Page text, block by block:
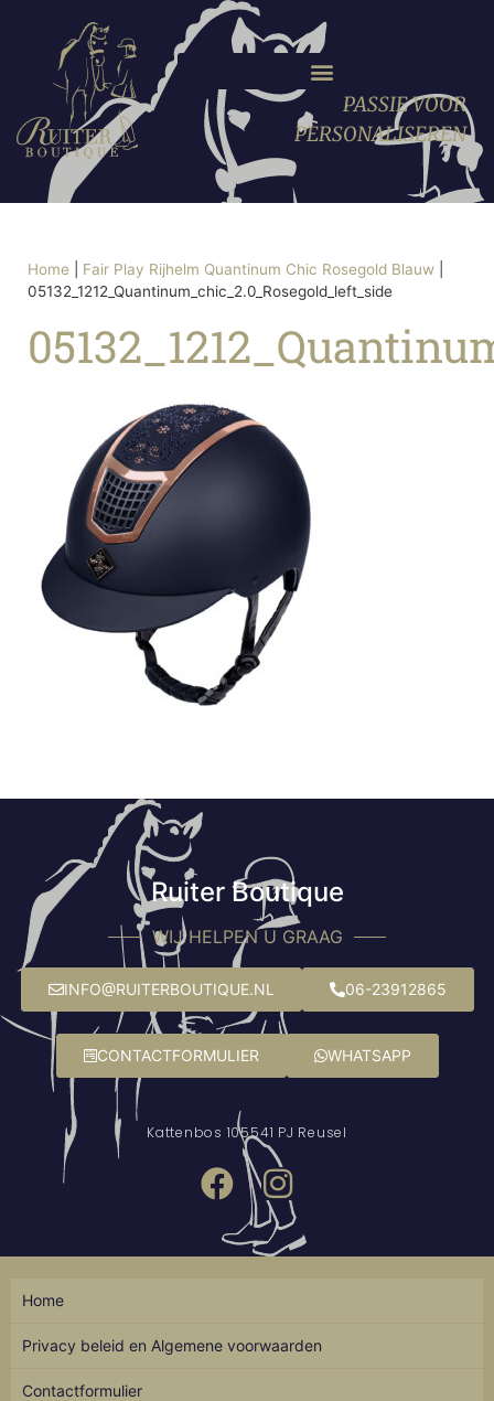
PASSIE VOOR
PERSONALISEREN
Home Fair Play Rijhelm Quantinum Chic Rosegold Blauw
05132_1212_Quantinum_chic_2.0_Rosegold_left_side
Ruiter Boutique
WIJ HELPEN U GRAAG
INFO@RUITERBOUTIQUE.NL 06-23912865
CONTACTFORMULIER WHATSAPP
Kattenbos 105541 PJ Reusel
Home
Privacy beleid en Algemene voorwaarden
Contactformulier